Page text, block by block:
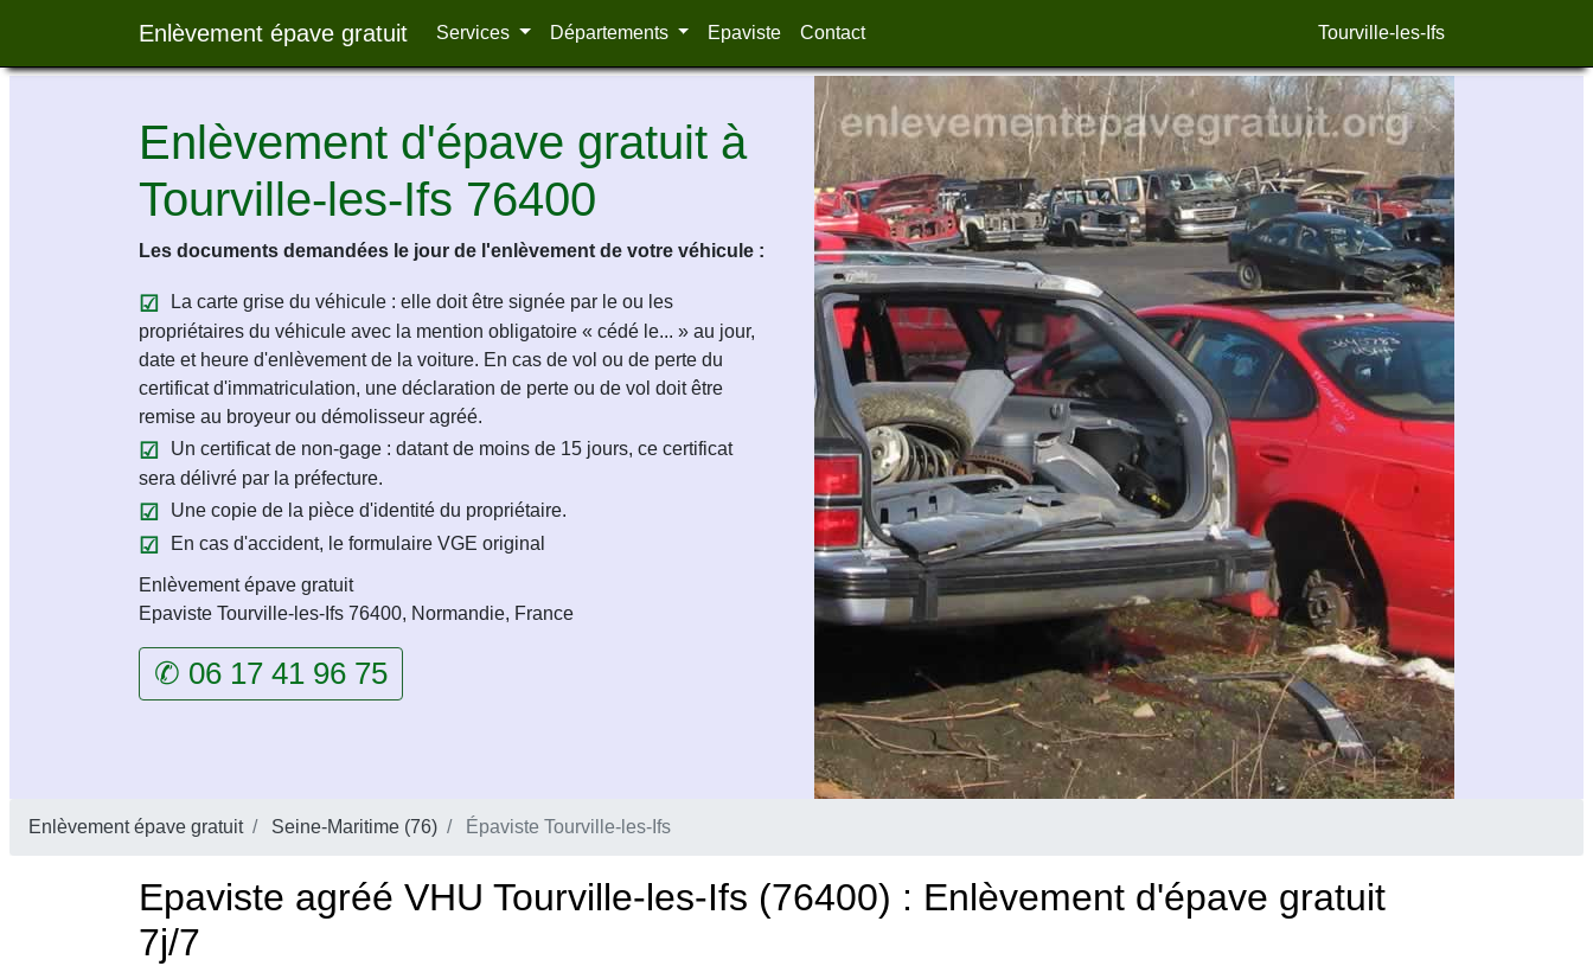
Enlèvement épave gratuit Services Départements Epaviste Contact Tourville-les-Ifs
Enlèvement d'épave gratuit à
Tourville-les-Ifs 76400
Les documents demandées le jour de l'enlèvement de votre véhicule :
La carte grise du véhicule : elle doit être signée par le ou les
propriétaires du véhicule avec la mention obligatoire « cédé le... » au jour,
date et heure d'enlèvement de la voiture. En cas de vol ou de perte du
certificat d'immatriculation, une déclaration de perte ou de vol doit être
remise au broyeur ou démolisseur agréé.
Un certificat de non-gage : datant de moins de 15 jours, ce certificat
sera délivré par la préfecture.
Une copie de la pièce d'identité du propriétaire.
En cas d'accident, le formulaire VGE original
Enlèvement épave gratuit
Epaviste Tourville-les-Ifs 76400, Normandie, France
✆ 06 17 41 96 75
Enlèvement épave gratuit Seine-Maritime (76) Épaviste Tourville-les-Ifs
Epaviste agréé VHU Tourville-les-Ifs (76400) : Enlèvement d'épave gratuit
7j/7